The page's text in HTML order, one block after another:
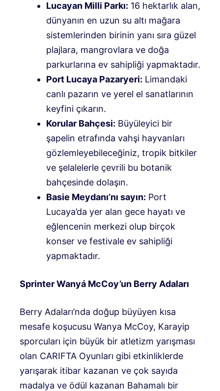
Lucayan Milli Parkı: 16 hektarlık alan,
dünyanın en uzun su altı mağara
sistemlerinden birinin yanı sıra güzel
plajlara, mangrovlara ve doğa
parkurlarına ev sahipliği yapmaktadır.
Port Lucaya Pazaryeri: Limandaki
canlı pazarın ve yerel el sanatlarının
keyfini çıkarın.
Korular Bahçesi: Büyüleyici bir
şapelin etrafında vahşi hayvanları
gözlemleyebileceğiniz, tropik bitkiler
ve şelalelerle çevrili bu botanik
bahçesinde dolaşın.
Basie Meydanı’nı sayın: Port
Lucaya’da yer alan gece hayatı ve
eğlencenin merkezi olup birçok
konser ve festivale ev sahipliği
yapmaktadır.
Sprinter Wanyá McCoy’un Berry Adaları
Berry Adaları’nda doğup büyüyen kısa
mesafe koşucusu Wanya McCoy, Karayip
sporcuları için büyük bir atletizm yarışması
olan CARIFTA Oyunları gibi etkinliklerde
yarışarak itibar kazanan ve çok sayıda
madalya ve ödül kazanan Bahamalı bir